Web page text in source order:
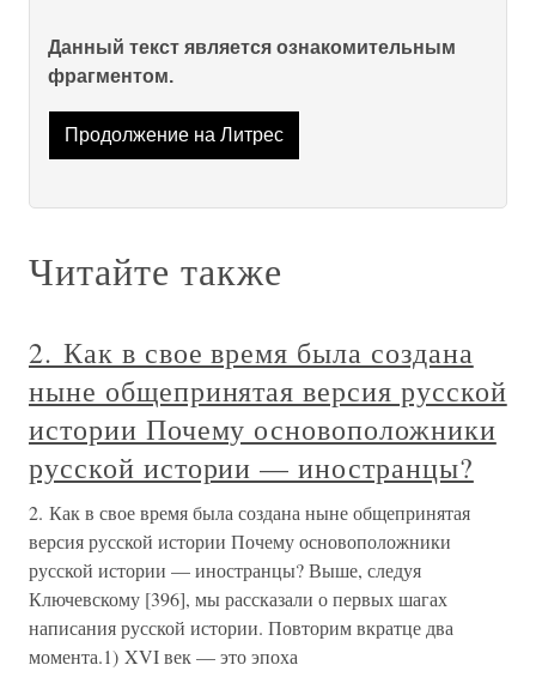
Данный текст является ознакомительным
фрагментом.
Продолжение на Литрес
Читайте также
2. Как в свое время была создана
ныне общепринятая версия русской
истории Почему основоположники
русской истории — иностранцы?
2. Как в свое время была создана ныне общепринятая
версия русской истории Почему основоположники
русской истории — иностранцы? Выше, следуя
Ключевскому [396], мы рассказали о первых шагах
написания русской истории. Повторим вкратце два
момента.1) XVI век — это эпоха